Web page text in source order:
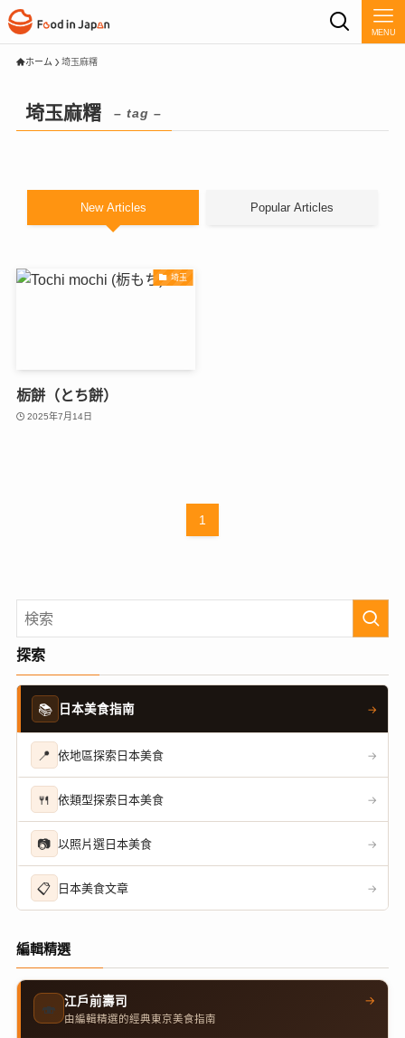
MENU
ホーム 埼玉麻糬
埼玉麻糬 – tag –
New Articles Popular Articles
埼玉
栃餅（とち餅）
2025年7月14日
1
探索
📚 日本美食指南 →
📍 依地區探索日本美食 →
🍴 依類型探索日本美食 →
📷 以照片選日本美食 →
📋 日本美食文章 →
編輯精選
🍣 江戶前壽司
由編輯精選的經典東京美食指南
→